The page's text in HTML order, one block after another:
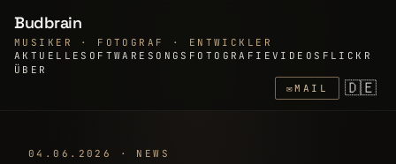
Budbrain
MUSIKER · FOTOGRAF · ENTWICKLER
AKTUELLE SOFTWARE SONGS FOTOGRAFIEVIDEOS FLICKR
ÜBER
✉MAIL 🇩🇪
04.06.2026 · NEWS